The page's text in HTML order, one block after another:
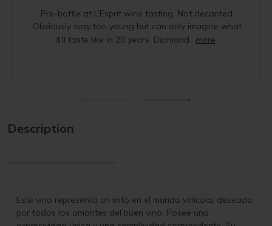
Pre-bottle at L’Esprit wine tasting. Not decanted.
Obviously way too young but can only imagine what
it’ll taste like in 20 years. Diamond
more
Description
Este vino representa un mito en el mundo vinícola, deseado
por todos los amantes del buen vino. Posee una